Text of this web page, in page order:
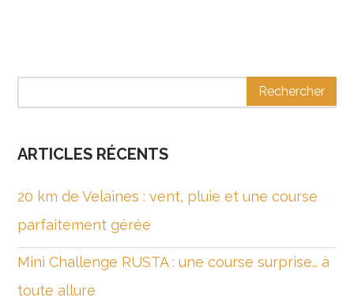
ARTICLES RÉCENTS
20 km de Velaines : vent, pluie et une course
parfaitement gérée
Mini Challenge RUSTA : une course surprise… à
toute allure